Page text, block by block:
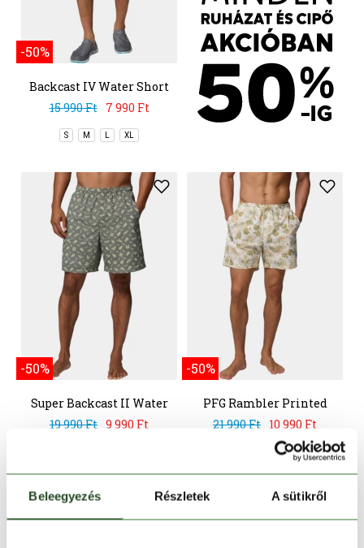
Beleegyezés Részletek A sütikről
-50%
Backcast IV Water Short
15 990 Ft
7 990 Ft
S M L XL
-50%
Super Backcast II Water
Short
19 990 Ft 9 990 Ft
-50%
PFG Rambler Printed
Water Short
21 990 Ft 10 990 Ft
L XL